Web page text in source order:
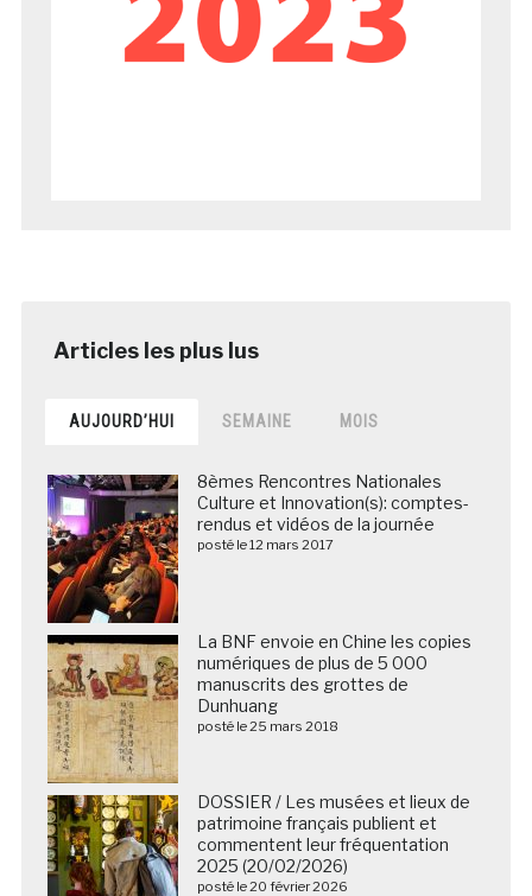
AUJOURD’HUI SEMAINE MOIS
8èmes Rencontres Nationales
Culture et Innovation(s): comptes-
rendus et vidéos de la journée
posté le 12 mars 2017
La BNF envoie en Chine les copies
numériques de plus de 5 000
manuscrits des grottes de
Dunhuang
posté le 25 mars 2018
DOSSIER / Les musées et lieux de
patrimoine français publient et
commentent leur fréquentation
2025 (20/02/2026)
posté le 20 février 2026